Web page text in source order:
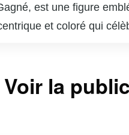
est une figure
et coloré qui
niche en revisitant
et son amour pour le
Voir la